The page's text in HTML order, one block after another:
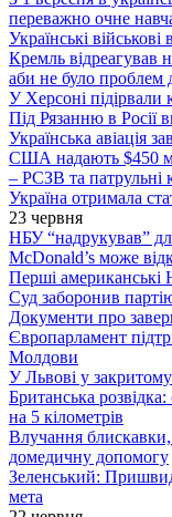
переважно очне
Українські
Кремль відреагував
аби не було проблем
У Херсоні підірвали
Під Рязанню в Росії
Українська авіація
США надають $450
– РСЗВ та патрульні
Україна отримала
23 червня
НБУ “надрукував”
McDonald’s може
Перші американські
Суд заборонив
Документи про
Європарламент
Молдови
У Львові у
Британська
на 5 кілометрів
Влучання блискавки,
домедичну допомогу
Зеленський:
мета